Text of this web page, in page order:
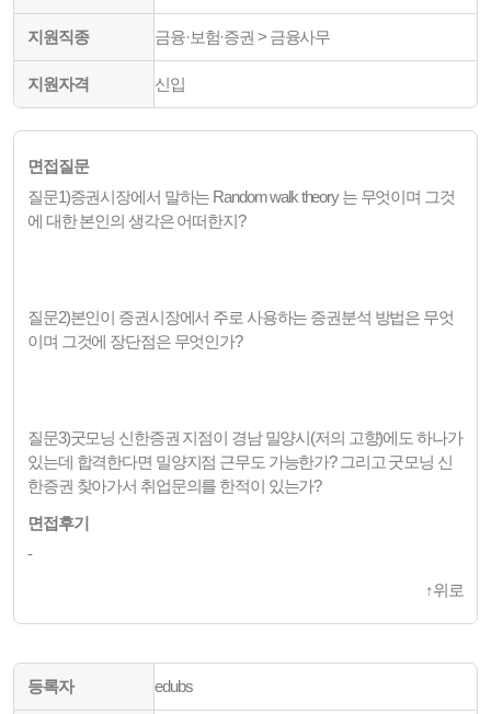
지원직종 금융·보험·증권 > 금융사무
지원자격 신입
면접질문
질문1)증권시장에서 말하는 Random walk theory 는 무엇이며 그것
에 대한 본인의 생각은 어떠한지?
질문2)본인이 증권시장에서 주로 사용하는 증권분석 방법은 무엇
이며 그것에 장단점은 무엇인가?
질문3)굿모닝 신한증권 지점이 경남 밀양시(저의 고향)에도 하나가
있는데 합격한다면 밀양지점 근무도 가능한가? 그리고 굿모닝 신
한증권 찾아가서 취업문의를 한적이 있는가?
면접후기
-
↑위로
등록자 edubs